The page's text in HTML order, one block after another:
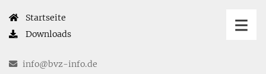
Startseite
Downloads
info@bvz-info.de